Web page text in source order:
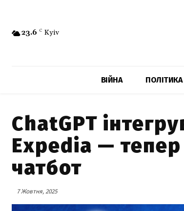
23.6 C Kyiv
ВІЙНА ПОЛІТИКА
ChatGPT
Expedia —
чатбот
7 Жовтня, 2025